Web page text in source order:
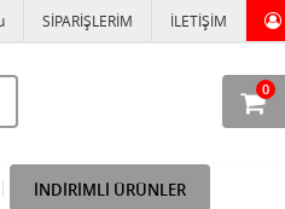
SİPARİŞLERİM İLETİŞİM
0
İNDİRİMLİ ÜRÜNLER